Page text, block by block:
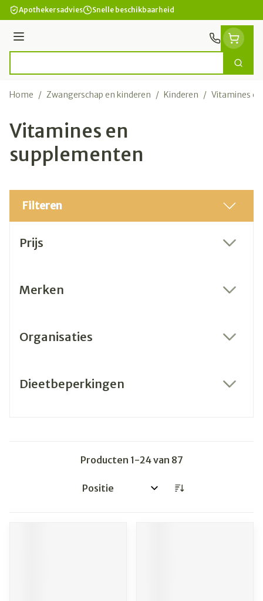
Ga naar de inhoud
Apothekersadvies Snelle beschikbaarheid
Menu
Zoek
Home / Zwangerschap en kinderen / Kinderen / Vitamines
Vitamines en
supplementen
Filteren
Prijs
Merken
Organisaties
Dieetbeperkingen
Producten 1-24van 87
Sorteer op: